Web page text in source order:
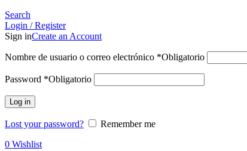
Search
Login / Register
Sign inCreate an Account
Nombre de usuario o correo electrónico *Obligatorio
Password *Obligatorio
Log in
Lost your password?
Remember me
0 Wishlist